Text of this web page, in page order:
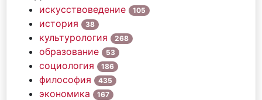
искусствоведение
105
история 38
культурология 268
образование 53
социология 186
философия 435
экономика 167